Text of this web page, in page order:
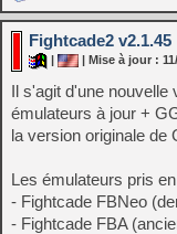
Fightcade2 v2.1.45
| Mise à jour :
Il s'agit d'une nouvelle
émulateurs à jour +
la version originale de
Les émulateurs pris
- Fightcade FBNeo
- Fightcade FBA